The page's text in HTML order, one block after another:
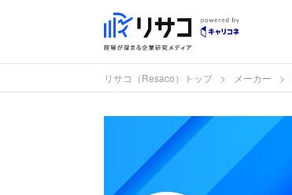
リサコ（Resaco）トップ メーカー